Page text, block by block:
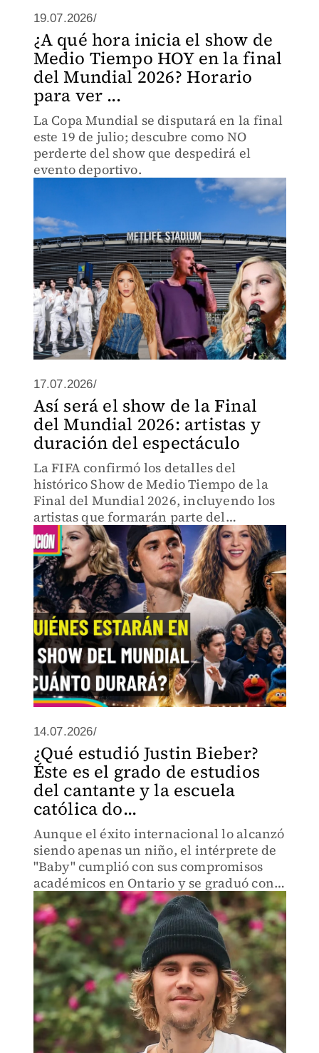
19.07.2026/
¿A qué hora inicia el show de
Medio Tiempo HOY en la final
del Mundial 2026? Horario
para ver ...
La Copa Mundial se disputará en la final
este 19 de julio; descubre como NO
perderte del show que despedirá el
evento deportivo.
17.07.2026/
Así será el show de la Final
del Mundial 2026: artistas y
duración del espectáculo
La FIFA confirmó los detalles del
histórico Show de Medio Tiempo de la
Final del Mundial 2026, incluyendo los
artistas que formarán parte del
espectáculo y el tiempo que durará.
14.07.2026/
¿Qué estudió Justin Bieber?
Éste es el grado de estudios
del cantante y la escuela
católica do...
Aunque el éxito internacional lo alcanzó
siendo apenas un niño, el intérprete de
"Baby" cumplió con sus compromisos
académicos en Ontario y se graduó con
un promedio perfecto de 4.0 GPA.